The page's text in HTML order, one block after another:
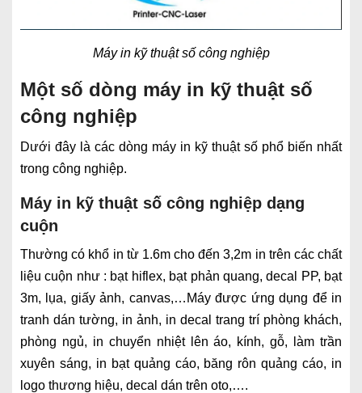
Máy in kỹ thuật số công nghiệp
Một số dòng máy in kỹ thuật số
công nghiệp
Dưới đây là các dòng máy in kỹ thuật số phổ biến nhất
trong công nghiệp.
Máy in kỹ thuật số công nghiệp dạng
cuộn
Thường có khổ in từ 1.6m cho đến 3,2m in trên các chất
liệu cuộn như : bạt hiflex, bạt phản quang, decal PP, bạt
3m, lụa, giấy ảnh, canvas,…Máy được ứng dụng để in
tranh dán tường, in ảnh, in decal trang trí phòng khách,
phòng ngủ, in chuyển nhiệt lên áo, kính, gỗ, làm trần
xuyên sáng, in bạt quảng cáo, băng rôn quảng cáo, in
logo thương hiệu, decal dán trên oto,….